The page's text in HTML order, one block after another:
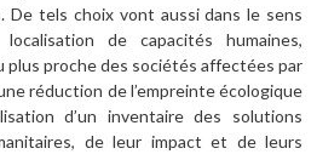
De tels choix vont aussi dans le sens
de capacités humaines,
plus proche des sociétés affectées par
réduction de l’empreinte écologique
d’un inventaire des solutions
de leur impact et de leurs